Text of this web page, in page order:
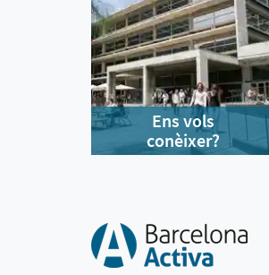
Ens vols
conèixer?